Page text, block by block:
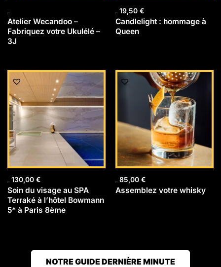
Atelier Wecandoo –
Fabriquez votre Ukulélé –
3J
19,50 €
Candlelight : hommage à
Queen
130,00 €
Soin du visage au SPA
Terraké à l’hôtel Bowmann
5* à Paris 8ème
85,00 €
Assemblez votre whisky
NOTRE GUIDE DERNIÈRE MINUTE